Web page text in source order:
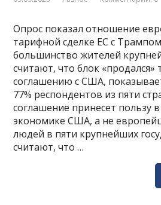
Опрос показал отношение
тарифной сделке ЕС с
большинство жителей
считают, что блок
соглашению с США,
77% респондентов из пяти
соглашение принесет пользу
экономике США, а не
людей в пяти крупнейших
считают, что …